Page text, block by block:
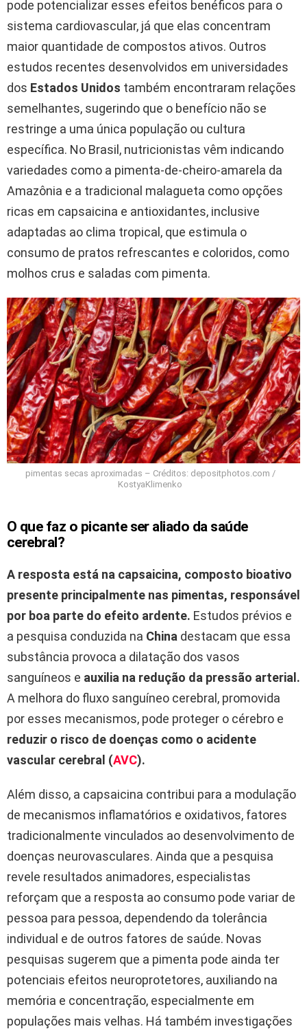
pode potencializar esses efeitos benéficos para o
sistema cardiovascular, já que elas concentram
maior quantidade de compostos ativos. Outros
estudos recentes desenvolvidos em universidades
dos Estados Unidos também encontraram relações
semelhantes, sugerindo que o benefício não se
restringe a uma única população ou cultura
específica. No Brasil, nutricionistas vêm indicando
variedades como a pimenta-de-cheiro-amarela da
Amazônia e a tradicional malagueta como opções
ricas em capsaicina e antioxidantes, inclusive
adaptadas ao clima tropical, que estimula o
consumo de pratos refrescantes e coloridos, como
molhos crus e saladas com pimenta.
pimentas secas aproximadas – Créditos: depositphotos.com /
KostyaKlimenko
O que faz o picante ser aliado da saúde
cerebral?
A resposta está na capsaicina, composto bioativo
presente principalmente nas pimentas, responsável
por boa parte do efeito ardente. Estudos prévios e
a pesquisa conduzida na China destacam que essa
substância provoca a dilatação dos vasos
sanguíneos e auxilia na redução da pressão arterial.
A melhora do fluxo sanguíneo cerebral, promovida
por esses mecanismos, pode proteger o cérebro e
reduzir o risco de doenças como o acidente
vascular cerebral (AVC).
Além disso, a capsaicina contribui para a modulação
de mecanismos inflamatórios e oxidativos, fatores
tradicionalmente vinculados ao desenvolvimento de
doenças neurovasculares. Ainda que a pesquisa
revele resultados animadores, especialistas
reforçam que a resposta ao consumo pode variar de
pessoa para pessoa, dependendo da tolerância
individual e de outros fatores de saúde. Novas
pesquisas sugerem que a pimenta pode ainda ter
potenciais efeitos neuroprotetores, auxiliando na
memória e concentração, especialmente em
populações mais velhas. Há também investigações